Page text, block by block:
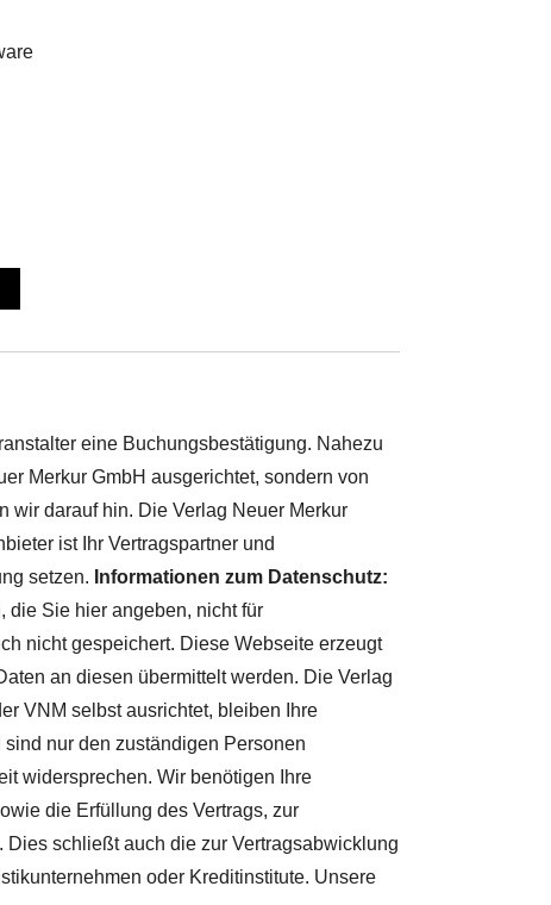
eine Buchungsbestätigung. Nahezu
Merkur GmbH ausgerichtet, sondern von
wir darauf hin. Die Verlag Neuer Merkur
ist Ihr Vertragspartner und
setzen. Informationen zum Datenschutz:
die Sie hier angeben, nicht für
nicht gespeichert. Diese Webseite erzeugt
an diesen übermittelt werden. Die Verlag
VNM selbst ausrichtet, bleiben Ihre
nur den zuständigen Personen
widersprechen. Wir benötigen Ihre
die Erfüllung des Vertrags, zur
schließt auch die zur Vertragsabwicklung
oder Kreditinstitute. Unsere